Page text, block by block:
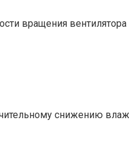
вращения
снижению